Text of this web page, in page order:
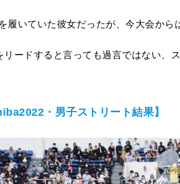
履いていた彼女だったが、今大会から
リードすると言っても過言ではない、
・男子ストリート結果】